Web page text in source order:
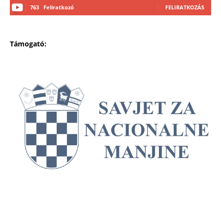
763 Feliratkozó FELIRATKOZÁS
Támogató: